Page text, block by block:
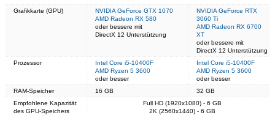
Grafikkarte (GPU)
NVIDIA GeForce GTX 1070
AMD Radeon RX 580
oder bessere mit
DirectX 12 Unterstützung
NVIDIA GeForce RTX
3060 Ti
AMD Radeon RX 6700
XT
oder bessere mit
DirectX 12 Unterstützung
Prozessor
Intel Core i5-10400F
AMD Ryzen 5 3600
oder besser
Intel Core i5-10400F
AMD Ryzen 5 3600
oder besser
RAM-Speicher
16 GB
32 GB
Empfohlene Kapazität
des GPU-Speichers
Full HD (1920x1080) - 6 GB
2K (2560x1440) - 6 GB